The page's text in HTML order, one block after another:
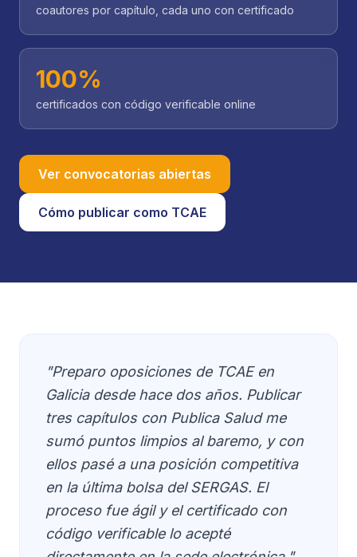
coautores por capítulo, cada uno con certificado
100%
certificados con código verificable online
Ver convocatorias abiertas
Cómo publicar como TCAE
"Preparo oposiciones de TCAE en
Galicia desde hace dos años. Publicar
tres capítulos con Publica Salud me
sumó puntos limpios al baremo, y con
ellos pasé a una posición competitiva
en la última bolsa del SERGAS. El
proceso fue ágil y el certificado con
código verificable lo acepté